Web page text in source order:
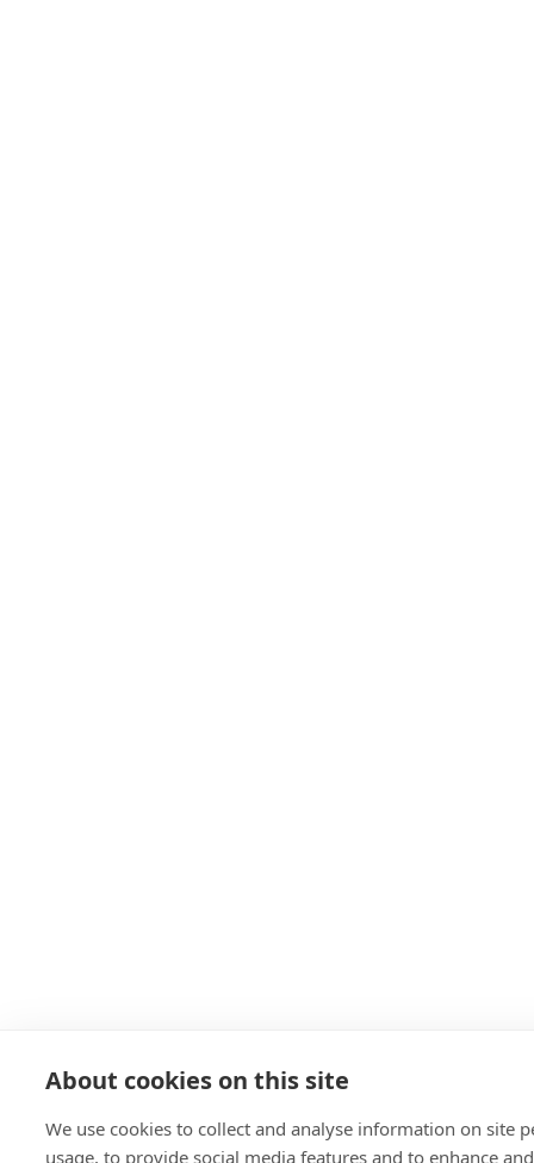
About cookies on this site
We use cookies to collect and analyse information on site
usage, to provide social media features and to enhance